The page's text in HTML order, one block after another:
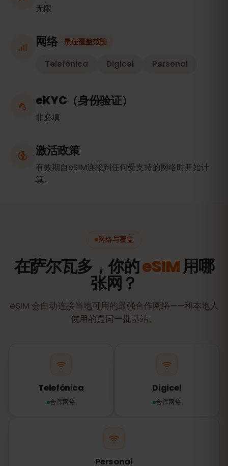
无限
网络 最佳覆盖范围
Telefónica Digicel Personal
eKYC（身份验证）
非必填
激活政策
有效期自eSIM连接到任何受支持的网络时开始计
算。
网络与覆盖
在萨尔瓦多，你的eSIM用哪
张网？
eSIM 会自动连接当地可用的最强合作网络——和本地人
使用的是同一批基站。
Telefónica
合作网络
Digicel
合作网络
Personal